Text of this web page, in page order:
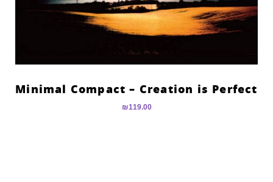
Minimal Compact – Creation is Perfect
₪119.00